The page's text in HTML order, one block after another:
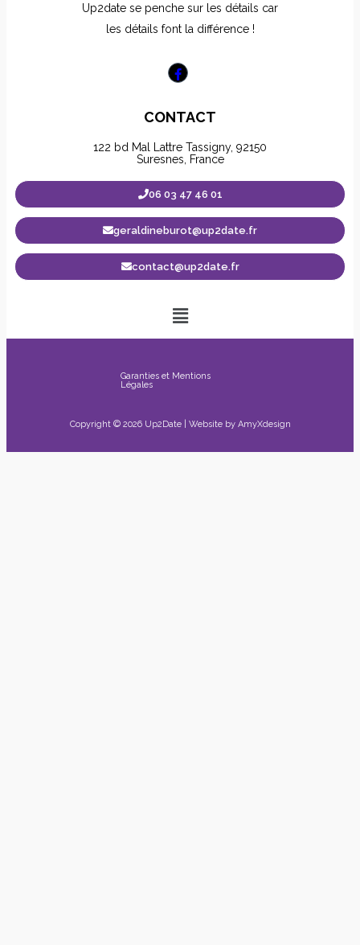
Up2date se penche sur les détails car
les détails font la différence !
CONTACT
122 bd Mal Lattre Tassigny, 92150
Suresnes, France
06 03 47 46 01
geraldineburot@up2date.fr
contact@up2date.fr
Garanties et Mentions
Légales
Copyright © 2026 Up2Date | Website by AmyXdesign